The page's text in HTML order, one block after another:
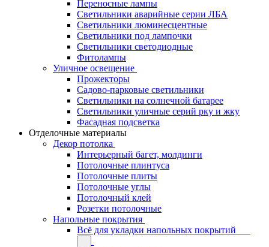
Переносные лампы
Светильники аварийные серии ЛБА
Светильники люминесцентные
Светильники под лампочки
Светильники светодиодные
Фитолампы
Уличное освещение
Прожекторы
Садово-парковые светильники
Светильники на солнечной батарее
Светильники уличные серий рку и жку
Фасадная подсветка
Отделочные материалы
Декор потолка
Интерьерный багет, молдинги
Потолочные плинтуса
Потолочные плиты
Потолочные углы
Потолочный клей
Розетки потолочные
Напольные покрытия
Всё для укладки напольных покрытий